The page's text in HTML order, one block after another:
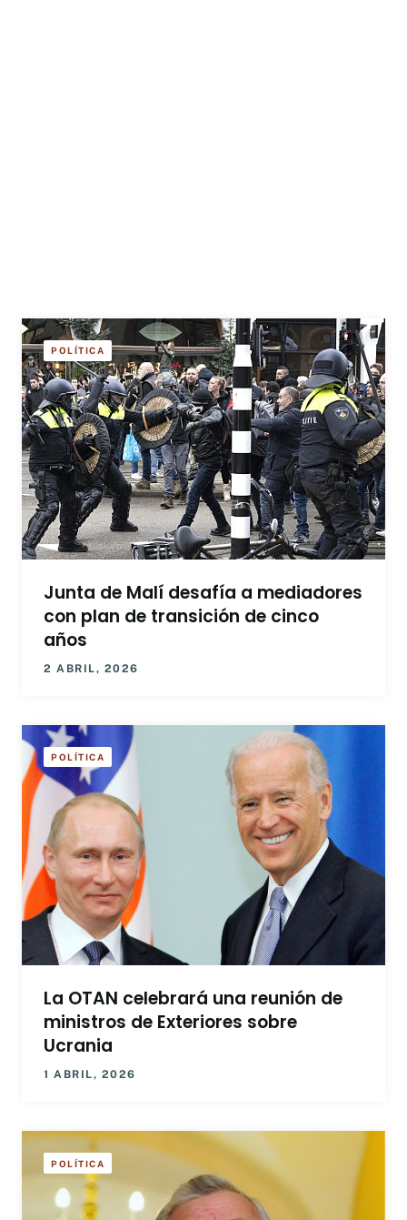
POLÍTICA
Junta de Malí desafía a mediadores
con plan de transición de cinco
años
2 ABRIL, 2026
POLÍTICA
La OTAN celebrará una reunión de
ministros de Exteriores sobre
Ucrania
1 ABRIL, 2026
POLÍTICA